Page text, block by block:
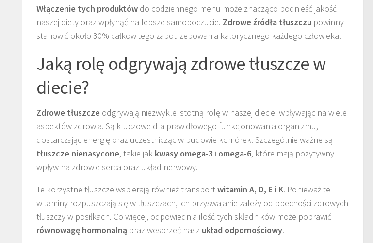
Włączenie tych produktów do codziennego menu może znacząco podnieść jakość
naszej diety oraz wpłynąć na lepsze samopoczucie. Zdrowe źródła tłuszczu powinny
stanowić około 30% całkowitego zapotrzebowania kalorycznego każdego człowieka.
Jaką rolę odgrywają zdrowe tłuszcze w
diecie?
Zdrowe tłuszcze odgrywają niezwykle istotną rolę w naszej diecie, wpływając na wiele
aspektów zdrowia. Są kluczowe dla prawidłowego funkcjonowania organizmu,
dostarczając energię oraz uczestnicząc w budowie komórek. Szczególnie ważne są
tłuszcze nienasycone, takie jak kwasy omega-3 i omega-6, które mają pozytywny
wpływ na zdrowie serca oraz układ nerwowy.
Te korzystne tłuszcze wspierają również transportwitamin A, D, E i K. Ponieważ te
witaminy rozpuszczają się w tłuszczach, ich przyswajanie zależy od obecności zdrowych
tłuszczy w posiłkach. Co więcej, odpowiednia ilość tych składników może poprawić
równowagę hormonalną oraz wesprzeć nasz układ odpornościowy.